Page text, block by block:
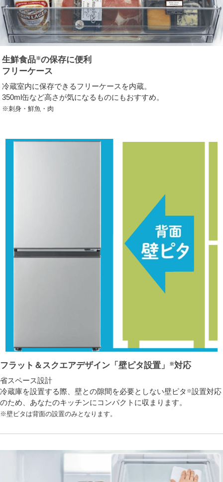
生鮮食品※の保存に便利
フリーケース
冷蔵室内に保存できるフリーケースを内蔵。
350ml缶など高さが気になるものにもおすすめ。
※刺身・鮮魚・肉
フラット＆スクエアデザイン「壁ピタ設置」 ※対応
省スペース設計
冷蔵庫を設置する際、壁との隙間を必要としない壁ピタ ※設置対応
のため、あなたのキッチンにコンパクトに収まります。
※壁ピタは背面の設置のみとなります。